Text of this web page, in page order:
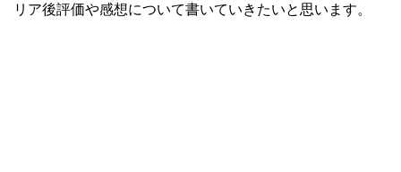
リア後評価や感想について書いていきたいと思います。